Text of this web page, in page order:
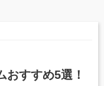
おすすめ5選！